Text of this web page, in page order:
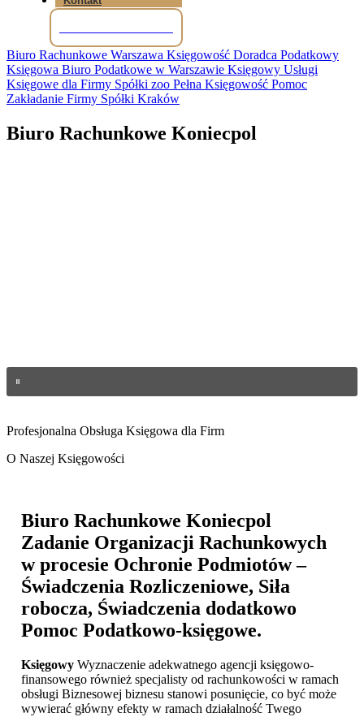
Biuro Rachunkowe Warszawa Księgowość Doradca Podatkowy
Księgowa Biuro Podatkowe w Warszawie Księgowy Usługi
Księgowe dla Firmy Spółki zoo Pełna Księgowość Pomoc
Zakładanie Firmy Spółki Kraków
Biuro Rachunkowe Koniecpol
Profesjonalna Obsługa Księgowa dla Firm
O Naszej Księgowości
Biuro Rachunkowe Koniecpol
Zadanie Organizacji Rachunkowych
w procesie Ochronie Podmiotów –
Świadczenia Rozliczeniowe, Siła
robocza, Świadczenia dodatkowo
Pomoc Podatkowo-księgowe.
Księgowy Wyznaczenie adekwatnego agencji księgowo-
finansowego również specjalisty od rachunkowości w ramach
obsługi Biznesowej biznesu stanowi posunięcie, co być może
wywierać główny efekty w ramach działalność Twego